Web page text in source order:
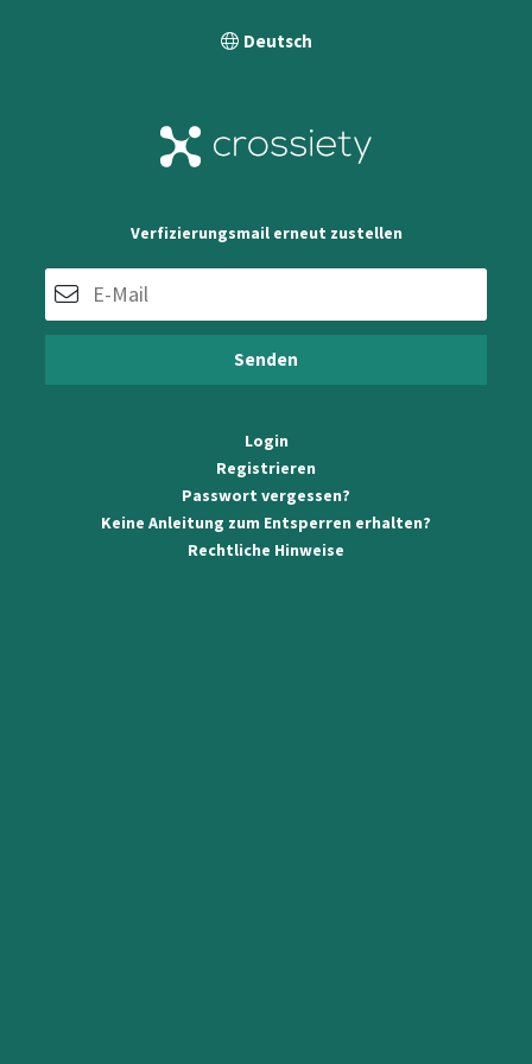
Verfizierungsmail erneut zustellen
Login
Registrieren
Passwort vergessen?
Keine Anleitung zum Entsperren erhalten?
Rechtliche Hinweise